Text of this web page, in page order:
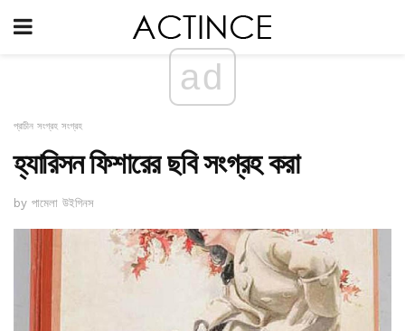
ad
প্রাচীন সংগ্রহ সংগ্রহ
হ্যারিসন ফিশারের ছবি সংগ্রহ করা
by পামেলা উইগিনস